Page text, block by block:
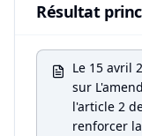
Résultat
Le 15 avril
sur
l'article 2
renforcer